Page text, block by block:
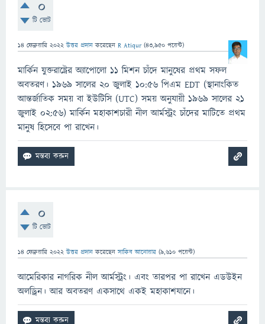
0
টি ভোট
14 ফেব্রুয়ারি 2022 উত্তর প্রদান করেছেন R Atiqur (43,950 পয়েন্ট)
মার্কিন যুক্তরাষ্ট্রের অ্যাপোলো ১১ মিশন চাঁদে মানুষের প্রথম সফল
অবতরণ। ১৯৬৯ সালের ২০ জুলাই ১০:৫৬ পিএম EDT (স্থানাংকিত
আন্তর্জাতিক সময় বা ইউটিসি (UTC) সময় অনুযায়ী ১৯৬৯ সালের ২১
জুলাই ০২:৫৬) মার্কিন মহাকাশচারী নীল আর্মস্ট্রং চাঁদের মাটিতে প্রথম
মানুষ হিসেবে পা রাখেন।
0
টি ভোট
14 ফেব্রুয়ারি 2022 উত্তর প্রদান করেছেনসাকিব আনোয়ার (9,610 পয়েন্ট)
আমেরিকার নাগরিক নীল আর্মস্ট্রং। এবং তারপর পা রাখেন এডউইন
অলড্রিন। আর অবতরণ একসাথে একই মহাকাশযানে।